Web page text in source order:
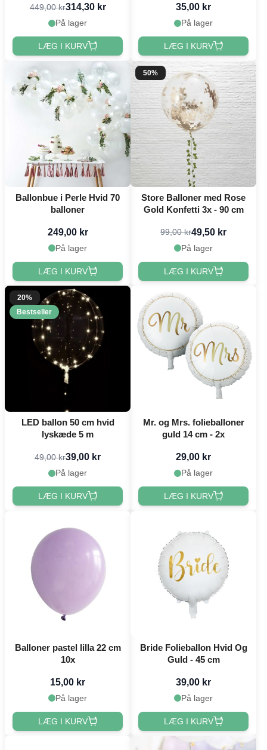
449,00 kr314,30 kr
På lager
LÆG I KURV
35,00 kr
På lager
LÆG I KURV
Ballonbue i Perle Hvid 70
balloner
249,00 kr
På lager
LÆG I KURV
50%
Store Balloner med Rose
Gold Konfetti 3x - 90 cm
99,00 kr49,50 kr
På lager
LÆG I KURV
20%
Bestseller
LED ballon 50 cm hvid
lyskæde 5 m
49,00 kr39,00 kr
På lager
LÆG I KURV
Mr. og Mrs. folieballoner
guld 14 cm - 2x
29,00 kr
På lager
LÆG I KURV
Balloner pastel lilla 22 cm
10x
15,00 kr
På lager
LÆG I KURV
Bride Folieballon Hvid Og
Guld - 45 cm
39,00 kr
På lager
LÆG I KURV